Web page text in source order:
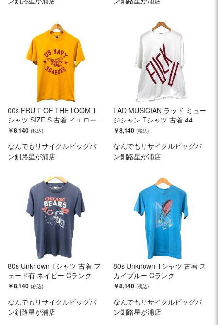
00s FRUIT OF THE LOOM T
シャツ SIZE S 古着 イエロー...
￥8,140
なんでもリサイクルビッグバ
ン釧路星が浦店
LAD MUSICIAN ラッド ミュー
ジシャン Tシャツ 古着 44...
￥8,140
なんでもリサイクルビッグバ
ン釧路星が浦店
80s Unknown Tシャツ 古着 フ
ェード有 ネイビー Cランク
￥8,140
なんでもリサイクルビッグバ
ン釧路星が浦店
80s Unknown Tシャツ 古着 ス
カイブルー Cランク
￥8,140
なんでもリサイクルビッグバ
ン釧路星が浦店